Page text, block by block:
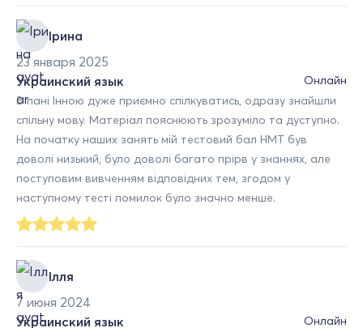
Ірина
23 января 2025
Онлайн
Украинский язык
З пані Інною дуже приємно спілкуватись, одразу знайшли
спільну мову. Матеріал пояснюють зрозуміло та дуступно.
На початку наших занять мій тестовий бал НМТ був
доволі низький, було доволі багато прірв у знаннях, але
поступовим вивченням відповідних тем, згодом у
наступному тесті помилок було значно менше.
Ілля
7 июня 2024
Онлайн
Украинский язык